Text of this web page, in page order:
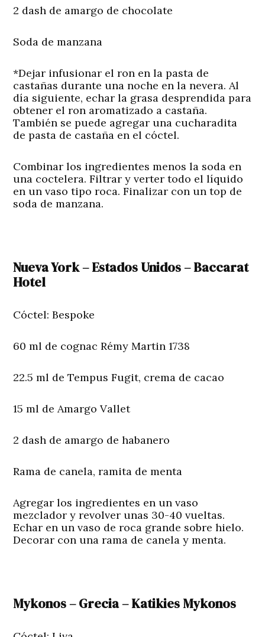
2 dash de amargo de chocolate
Soda de manzana
*Dejar infusionar el ron en la pasta de
castañas durante una noche en la nevera. Al
día siguiente, echar la grasa desprendida para
obtener el ron aromatizado a castaña.
También se puede agregar una cucharadita
de pasta de castaña en el cóctel.
Combinar los ingredientes menos la soda en
una coctelera. Filtrar y verter todo el líquido
en un vaso tipo roca. Finalizar con un top de
soda de manzana.
Nueva York – Estados Unidos – Baccarat
Hotel
Cóctel: Bespoke
60 ml de cognac Rémy Martin 1738
22.5 ml de Tempus Fugit, crema de cacao
15 ml de Amargo Vallet
2 dash de amargo de habanero
Rama de canela, ramita de menta
Agregar los ingredientes en un vaso
mezclador y revolver unas 30-40 vueltas.
Echar en un vaso de roca grande sobre hielo.
Decorar con una rama de canela y menta.
Mykonos – Grecia – Katikies Mykonos